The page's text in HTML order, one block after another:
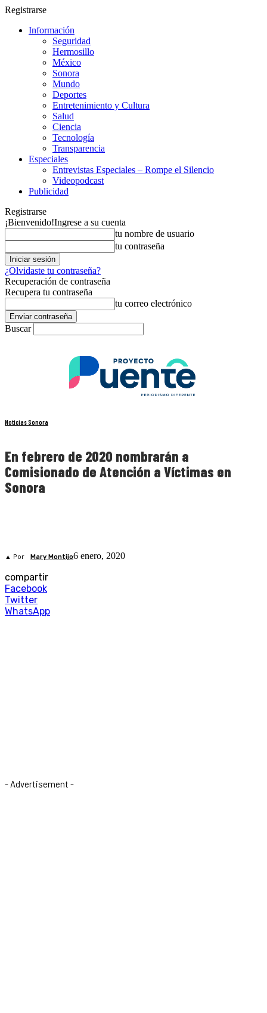
Registrarse
Información
Seguridad
Hermosillo
México
Sonora
Mundo
Deportes
Entretenimiento y Cultura
Salud
Ciencia
Tecnología
Transparencia
Especiales
Entrevistas Especiales – Rompe el Silencio
Videopodcast
Publicidad
Registrarse
¡Bienvenido!Ingrese a su cuenta
tu nombre de usuario
tu contraseña
¿Olvidaste tu contraseña?
Recuperación de contraseña
Recupera tu contraseña
tu correo electrónico
Buscar
Noticias Sonora
En febrero de 2020 nombrarán a
Comisionado de Atención a Víctimas en
Sonora
▲ Por Mary Montijo6 enero, 2020
compartir
Facebook
Twitter
WhatsApp
- Advertisement -